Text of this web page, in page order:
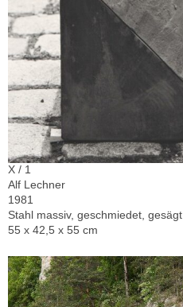
X / 1
Alf Lechner
1981
Stahl massiv, geschmiedet, gesägt
55 x 42,5 x 55 cm